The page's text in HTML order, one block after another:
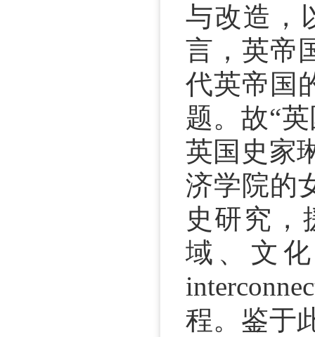
与改造，
言，英帝
代英帝国
题。故“
英国史家
济学院的
史研究，
域、文
程。鉴于